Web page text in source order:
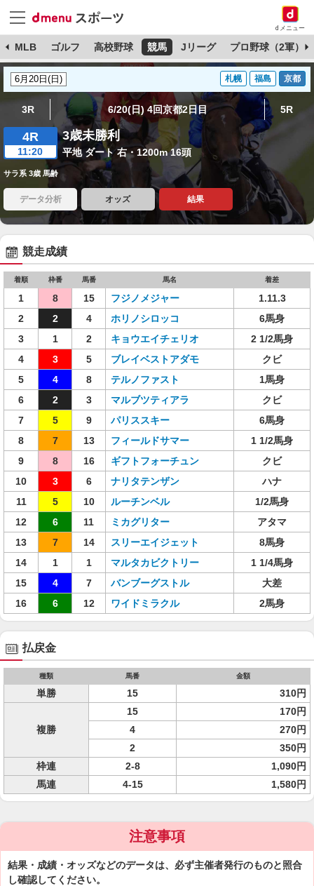
dメニュー
MLB ゴルフ 高校野球 競馬 Jリーグ プロ野球（2軍）
札幌 福島 京都
3R 6/20(日) 4回京都2日目 5R
4R
11:20
3歳未勝利
平地 ダート 右・1200m 16頭
サラ系 3歳 馬齢
データ分析 オッズ 結果
競走成績
着順 枠番 馬番 馬名 着差
1 8 15 フジノメジャー
1.11.3
2
2 4 ホリノシロッコ
6馬身
3
1 2 キョウエイチェリオ
2 1/2馬身
4
3 5 ブレイベストアダモ
クビ
5
4 8 テルノファスト
1馬身
6
2 3 マルブツティアラ
クビ
7
5 9 パリススキー
6馬身
8
7 13 フィールドサマー
1 1/2馬身
9
8 16 ギフトフォーチュン
クビ
10
3 6 ナリタテンザン
ハナ
11
5 10 ルーチンベル
1/2馬身
12
6 11 ミカグリター
アタマ
13
7 14 スリーエイジェット
8馬身
14
1 1 マルタカビクトリー
1 1/4馬身
15
4 7 バンブーグストル
大差
16
6 12 ワイドミラクル 2馬身
払戻金
種類 馬番 金額
単勝 15 310円
複勝
15
170円
4
270円
2
350円
枠連
2-8
1,090円
馬連
4-15 1,580円
注意事項
結果・成績・オッズなどのデータは、必ず主催者発行のものと照合
し確認してください。